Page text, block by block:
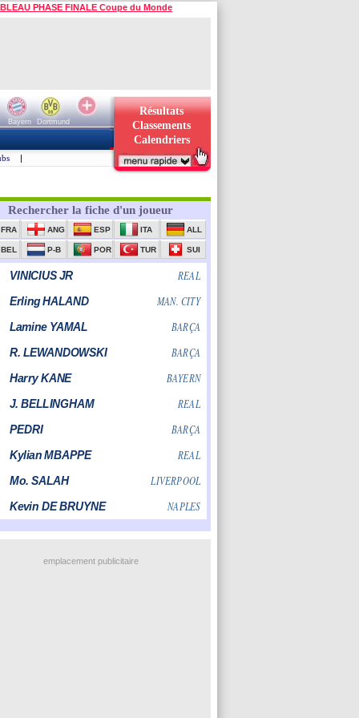
PHASE FINALE Coupe du Monde
Bayern
Dortmund
Résultats
Classements
Calendriers
|
emplacement publicitaire